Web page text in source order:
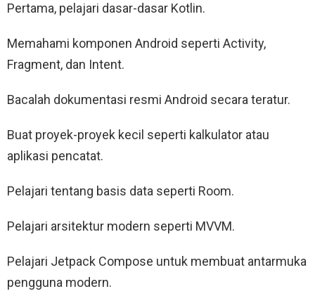
Pertama, pelajari dasar-dasar Kotlin.
Memahami komponen Android seperti Activity,
Fragment, dan Intent.
Bacalah dokumentasi resmi Android secara teratur.
Buat proyek-proyek kecil seperti kalkulator atau
aplikasi pencatat.
Pelajari tentang basis data seperti Room.
Pelajari arsitektur modern seperti MVVM.
Pelajari Jetpack Compose untuk membuat antarmuka
pengguna modern.